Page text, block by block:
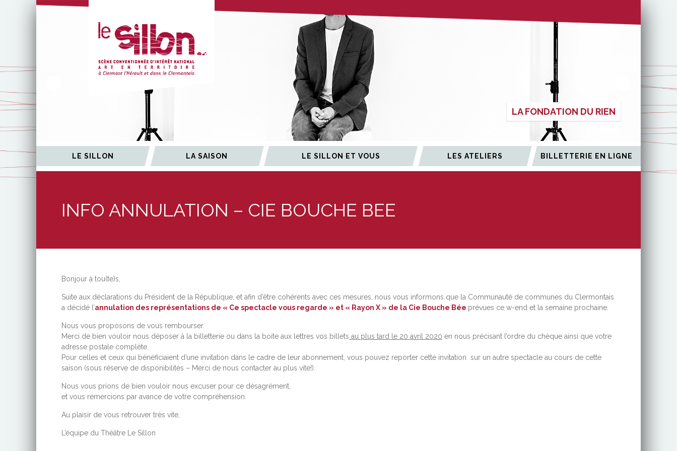
LA FONDATION DU RIEN
LE SILLON LA SAISON LE SILLON ET VOUS LES ATELIERS BILLETTERIE EN LIGNE
INFO ANNULATION – CIE BOUCHE BEE
Bonjour à tou(te)s,
Suite aux déclarations du Président de la République, et afin d’être cohérents avec ces mesures, nous vous informons que la Communauté de communes du Clermontais
a décidé l’annulation des représentations de « Ce spectacle vous regarde » et « Rayon X » de la Cie Bouche Bée prévues ce w-end et la semaine prochaine.
Nous vous proposons de vous rembourser.
Merci de bien vouloir nous déposer à la billetterie ou dans la boite aux lettres vos billets au plus tard le 20 avril 2020 en nous précisant l’ordre du chèque ainsi que votre
adresse postale complète.
Pour celles et ceux qui bénéficiaient d’une invitation dans le cadre de leur abonnement, vous pouvez reporter cette invitation sur un autre spectacle au cours de cette
saison (sous réserve de disponibilités – Merci de nous contacter au plus vite!).
Nous vous prions de bien vouloir nous excuser pour ce désagrément,
et vous remercions par avance de votre compréhension.
Au plaisir de vous retrouver très vite,
L’équipe du Théâtre Le Sillon